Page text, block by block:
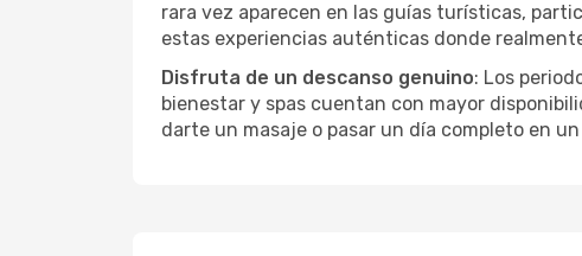
rara vez aparecen en las guías turísticas,
estas experiencias auténticas donde
Disfruta de un descanso genuino: Los
bienestar y spas cuentan con mayor
darte un masaje o pasar un día completo en